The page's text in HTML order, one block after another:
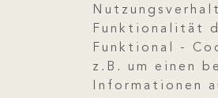
Funktionalität
Funktional -
z.B. um einen
Informationen